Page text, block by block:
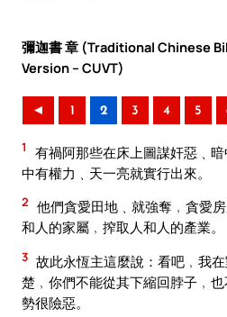
彌迦書 章 (Traditional Chinese
Version – CUVT)
◄ 1 2 3 4 5
1
有禍阿那些在床上圖謀奸惡﹑
中有權力﹑天一亮就實行出來。
2 他們貪愛田地﹑就強奪﹐貪愛
和人的家屬﹐搾取人和人的產業。
3 故此永恆主這麼說：看吧﹐我
楚﹐你們不能從其下縮回脖子﹐
勢很險惡。